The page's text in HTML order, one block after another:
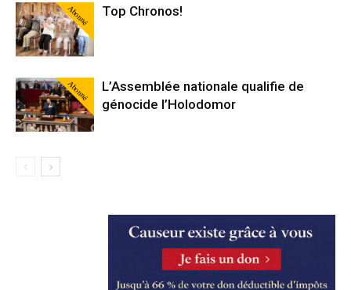
Abonné Top Chronos!
Abonné
L’Assemblée nationale qualifie de
génocide l’Holodomor